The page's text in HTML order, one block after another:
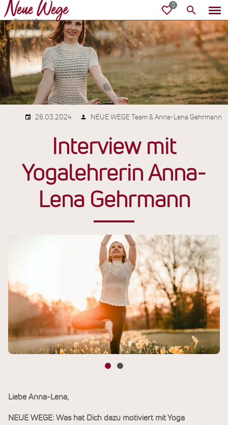
26.03.2024 NEUE WEGE Team & Anna-Lena Gehrmann
Interview mit
Yogalehrerin Anna-
Lena Gehrmann
Liebe Anna-Lena,
NEUE WEGE: Was hat Dich dazu motiviert mit Yoga